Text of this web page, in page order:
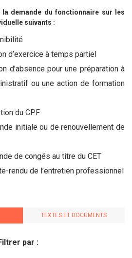
la demande du fonctionnaire sur les
suivants :
d’exercice à temps partiel
d’absence pour une préparation à
ou une action de formation
du CPF
initiale ou de renouvellement de
de congés au titre du CET
rendu de l’entretien professionnel
TEXTES ET DOCUMENTS
par :